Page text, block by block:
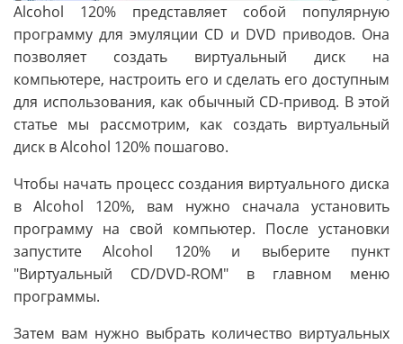
Alcohol 120% представляет собой популярную
программу для эмуляции CD и DVD приводов. Она
позволяет создать виртуальный диск на
компьютере, настроить его и сделать его доступным
для использования, как обычный CD-привод. В этой
статье мы рассмотрим, как создать виртуальный
диск в Alcohol 120% пошагово.
Чтобы начать процесс создания виртуального диска
в Alcohol 120%, вам нужно сначала установить
программу на свой компьютер. После установки
запустите Alcohol 120% и выберите пункт
"Виртуальный CD/DVD-ROM" в главном меню
программы.
Затем вам нужно выбрать количество виртуальных